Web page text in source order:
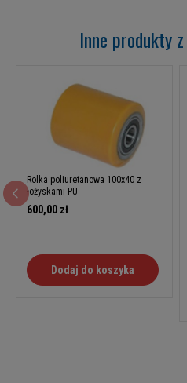
Inne produkty
Rolka poliuretanowa 100x40 z
łożyskami PU
600,00 zł
Dodaj do koszyka